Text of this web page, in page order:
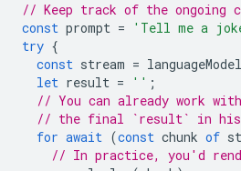
// Keep track of the ongoing
const prompt = 'Tell me a
try {
const stream = languageModel
let result = '' ;
// You can already work
// the final `result` in
for await (const chunk of
// In practice, you'd